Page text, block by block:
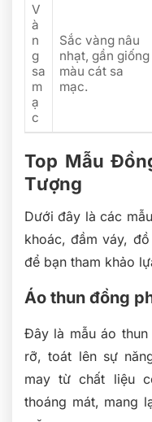
V
à
n
g
sa
m
ạ
c
Sắc vàng nâu
nhạt, gần giống
màu cát sa
mạc.
Top Mẫu
Tượng
Dưới đây là các
khoác, đầm váy,
để bạn tham khảo
Áo thun đồng
Đây là mẫu áo
rỡ, toát lên sự
may từ chất liệu
thoáng mát, mang